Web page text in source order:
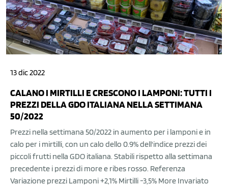
13 dic 2022
CALANO I MIRTILLI E CRESCONO I LAMPONI: TUTTI I
PREZZI DELLA GDO ITALIANA NELLA SETTIMANA
50/2022
Prezzi nella settimana 50/2022 in aumento per i lamponi e in
calo per i mirtilli, con un calo dello 0.9% dell'indice prezzi dei
piccoli frutti nella GDO italiana. Stabili rispetto alla settimana
precedente i prezzi di more e ribes rosso. Referenza
Variazione prezzi Lamponi +2,1% Mirtilli -3,5% More Invariato